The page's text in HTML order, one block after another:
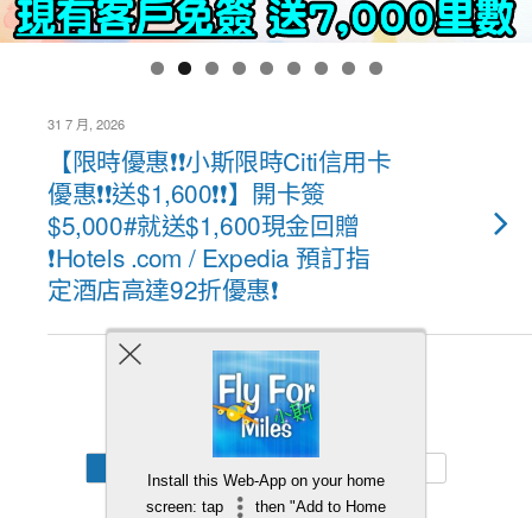
31 7 月, 2026
【限時優惠❗❗小斯限時Citi信用卡
優惠❗❗送$1,600❗❗】開卡簽
$5,000#就送$1,600現金回贈
❗Hotels .com / Expedia 預訂指
定酒店高達92折優惠❗
Back to top
Install this Web-App on your home
screen: tap
then "Add to Home